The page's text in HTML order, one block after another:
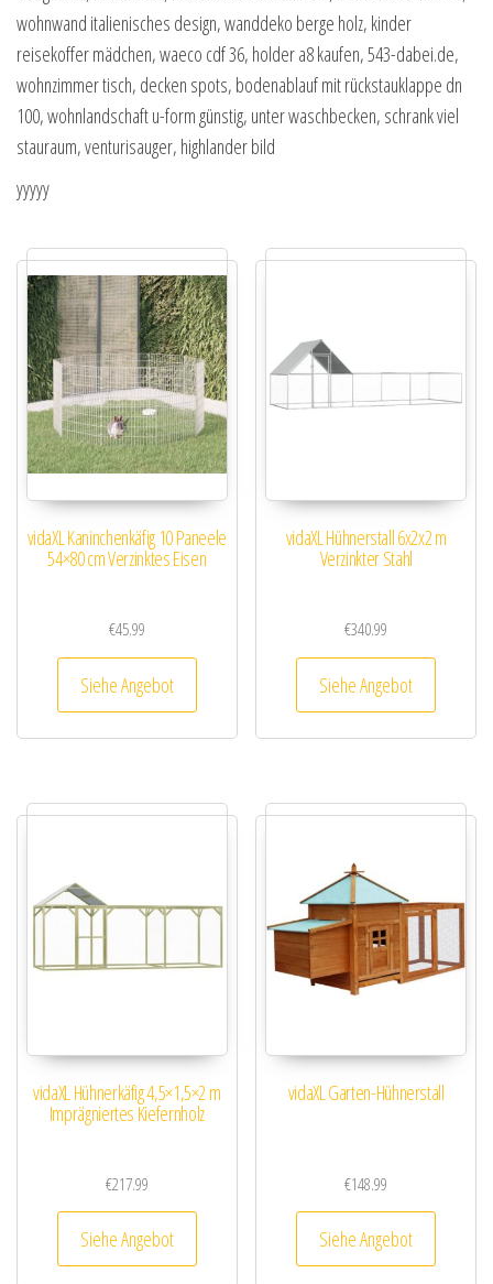
wohnwand italienisches design, wanddeko berge holz, kinder
reisekoffer mädchen, waeco cdf 36, holder a8 kaufen, 543-dabei.de,
wohnzimmer tisch, decken spots, bodenablauf mit rückstauklappe dn
100, wohnlandschaft u-form günstig, unter waschbecken, schrank viel
stauraum, venturisauger, highlander bild
yyyyy
vidaXL Kaninchenkäfig 10 Paneele
54×80 cm Verzinktes Eisen
€45.99
Siehe Angebot
vidaXL Hühnerstall 6x2x2 m
Verzinkter Stahl
€340.99
Siehe Angebot
vidaXL Hühnerkäfig 4,5×1,5×2 m
Imprägniertes Kiefernholz
€217.99
Siehe Angebot
vidaXL Garten-Hühnerstall
€148.99
Siehe Angebot